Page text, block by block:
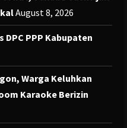
August 8, 2026
PPP Kabupaten
Warga Keluhkan
Karaoke Berizin